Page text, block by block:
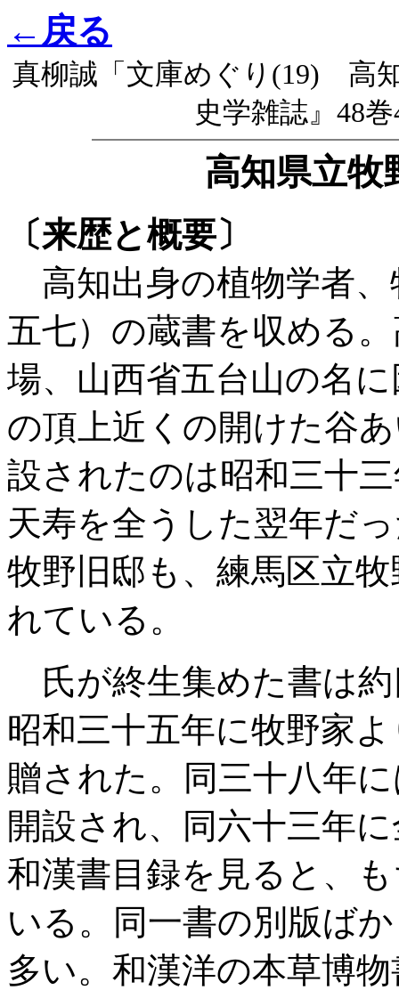
←戻る
真柳誠「文庫めぐり(19) 高
史学雑誌』48
高知県立牧
〔来歴と概要〕
高知出身の植物学者、
五七）の蔵書を収める
場、山西省五台山の名
の頂上近くの開けた谷
設されたのは昭和三十
天寿を全うした翌年だ
牧野旧邸も、練馬区立
れている。
氏が終生集めた書は
昭和三十五年に牧野家
贈された。同三十八年
開設され、同六十三年
和漢書目録を見ると、
いる。同一書の別版ば
多い。和漢洋の本草博